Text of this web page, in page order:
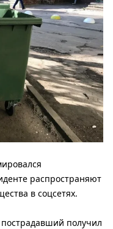
распространяют
в соцсетях.
получил